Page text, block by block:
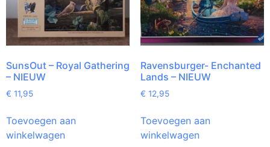
SunsOut – Royal Gathering
– NIEUW
€ 11,95
Toevoegen aan
winkelwagen
Ravensburger- Enchanted
Lands – NIEUW
€ 12,95
Toevoegen aan
winkelwagen